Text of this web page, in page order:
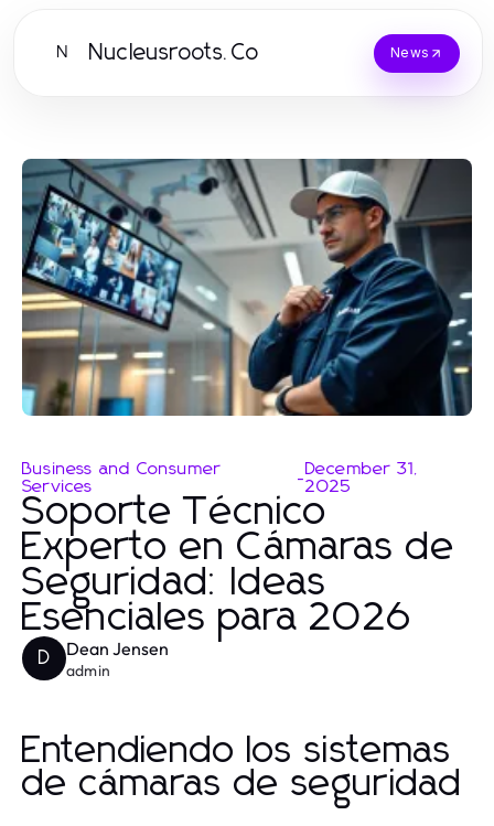
N Nucleusroots.Co News
Business and Consumer
Services
-December 31,
2025
Soporte Técnico
Experto en Cámaras de
Seguridad: Ideas
Esenciales para 2026
D Dean Jensen
admin
Entendiendo los sistemas
de cámaras de seguridad